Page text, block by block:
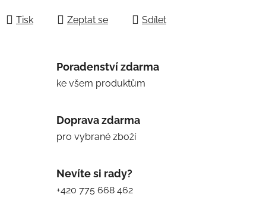
Tisk Zeptat se Sdílet
Poradenství zdarma
ke všem produktům
Doprava zdarma
pro vybrané zboží
Nevíte si rady?
+420 775 668 462